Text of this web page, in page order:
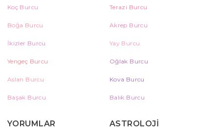
Koç Burcu Terazi Burcu
Boğa Burcu Akrep Burcu
İkizler Burcu Yay Burcu
Yengeç Burcu Oğlak Burcu
Aslan Burcu Kova Burcu
Başak Burcu Balık Burcu
YORUMLAR ASTROLOJİ